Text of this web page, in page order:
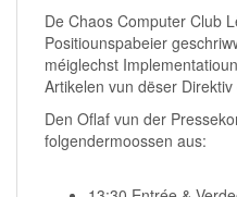
De Chaos Computer Club
Positiounspabeier
méiglechst
Artikelen vun dëser
Den Oflaf vun der
folgendermoossen aus: